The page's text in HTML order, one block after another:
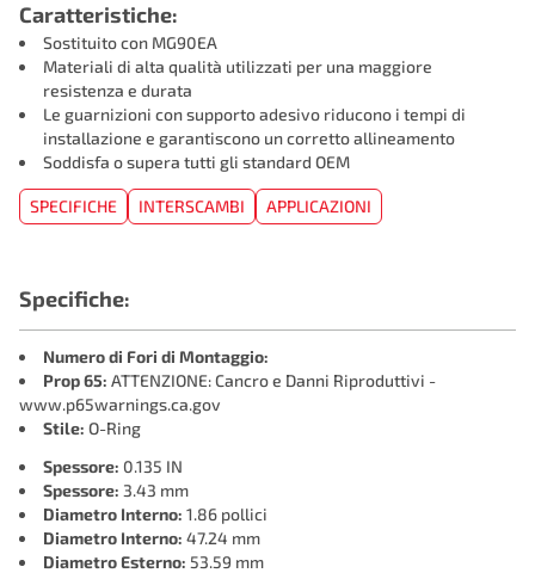
Caratteristiche:
Sostituito con MG90EA
Materiali di alta qualità utilizzati per una maggiore
resistenza e durata
Le guarnizioni con supporto adesivo riducono i tempi di
installazione e garantiscono un corretto allineamento
Soddisfa o supera tutti gli standard OEM
SPECIFICHE INTERSCAMBI APPLICAZIONI
Specifiche:
Numero di Fori di Montaggio:
Prop 65: ATTENZIONE: Cancro e Danni Riproduttivi -
www.p65warnings.ca.gov
Stile: O-Ring
Spessore: 0.135 IN
Spessore: 3.43 mm
Diametro Interno: 1.86 pollici
Diametro Interno: 47.24 mm
Diametro Esterno: 53.59 mm